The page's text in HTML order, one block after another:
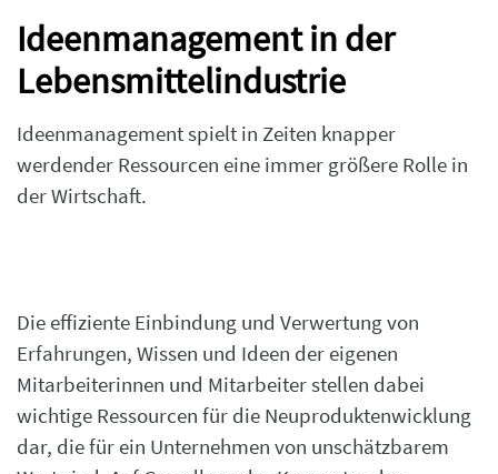
Ideenmanagement in der
Lebensmittelindustrie
Ideenmanagement spielt in Zeiten knapper
werdender Ressourcen eine immer größere Rolle in
der Wirtschaft.
Die effiziente Einbindung und Verwertung von
Erfahrungen, Wissen und Ideen der eigenen
Mitarbeiterinnen und Mitarbeiter stellen dabei
wichtige Ressourcen für die Neuproduktenwicklung
dar, die für ein Unternehmen von unschätzbarem